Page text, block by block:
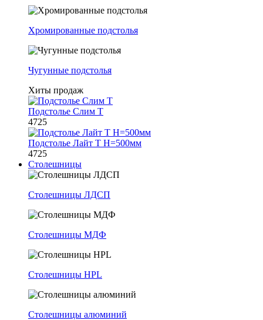
Хромированные подстолья
Чугунные подстолья
Хиты продаж
Подстолье Слим Т
4725
Подстолье Лайт Т H=500мм
4725
Столешницы
Столешницы ЛДСП
Столешницы МДФ
Столешницы HPL
Столешницы алюминий